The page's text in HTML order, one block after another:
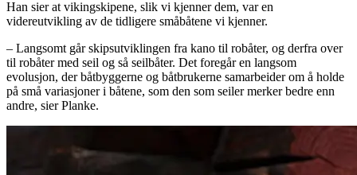
Han sier at vikingskipene, slik vi kjenner dem, var en
videreutvikling av de tidligere småbåtene vi kjenner.
– Langsomt går skipsutviklingen fra kano til robåter, og derfra over
til robåter med seil og så seilbåter. Det foregår en langsom
evolusjon, der båtbyggerne og båtbrukerne samarbeider om å holde
på små variasjoner i båtene, som den som seiler merker bedre enn
andre, sier Planke.